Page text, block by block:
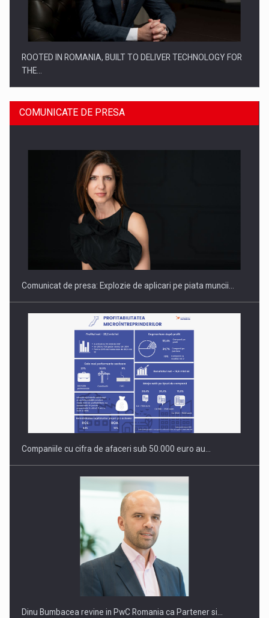
ROOTED IN ROMANIA, BUILT TO DELIVER TECHNOLOGY FOR
THE…
PUTTING ROMANIAN CORPORATE COMPANIES ON THE
INTERNATIONAL BUSINESS SCENE
OUR EDGE WILL COME FROM BEING THE MOST DIGITALIZED…
COMUNICATE DE PRESA
Comunicat de presa: Explozie de aplicari pe piata muncii…
Companiile cu cifra de afaceri sub 50.000 euro au…
Dinu Bumbacea revine in PwC Romania ca Partener si…